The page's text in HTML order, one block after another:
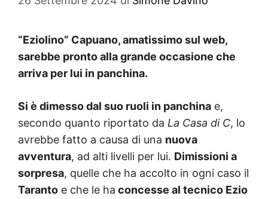
“Eziolino” Capuano, amatissimo sul web,
sarebbe pronto alla grande occasione che
arriva per lui in panchina.
Si è dimesso dal suo ruoli in panchina e,
secondo quanto riportato da La Casa di C, lo
avrebbe fatto a causa di una nuova
avventura, ad alti livelli per lui. Dimissioni a
sorpresa, quelle che ha accolto in ogni caso il
Taranto e che le ha concesse al tecnico Ezio